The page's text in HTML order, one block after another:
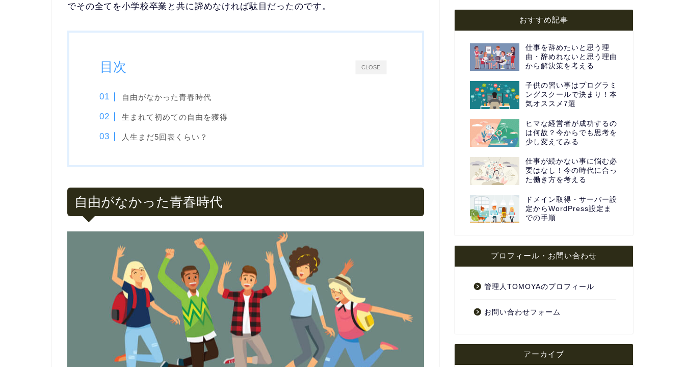
でその全てを小学校卒業と共に諦めなければ駄目 だったのです。
CLOSE
目次
自由がなかった青春時代
生まれて初めての自由を獲得
人生まだ5回表くらい？
自由がなかった青春時代
おすすめ記事
仕事を辞めたいと思う理
由・辞めれないと思う理由
から解決策を考える
子供の習い事はプログラミ
ングスクールで決まり！本
気オススメ7選
ヒマな経営者が成功するの
は何故？今からでも思考を
少し変えてみる
仕事が続かない事に悩む必
要はなし！今の時代に合っ
た働き方を考える
ドメイン取得・サーバー設
定からWordPress設定ま
での手順
プロフィール・お問い合わせ
管理人TOMOYAのプロフィール
お問い合わせフォーム
アーカイブ